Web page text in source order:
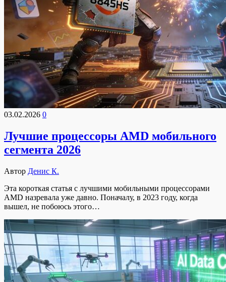
03.02.2026 0
Лучшие процессоры AMD мобильного
сегмента 2026
Автор Денис К.
Эта короткая статья с лучшими мобильными процессорами
AMD назревала уже давно. Поначалу, в 2023 году, когда
вышел, не побоюсь этого…